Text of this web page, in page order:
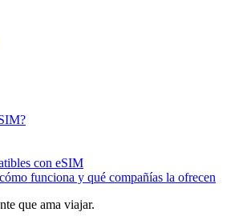
con eSIM
funciona y qué compañías la ofrecen
que ama viajar.